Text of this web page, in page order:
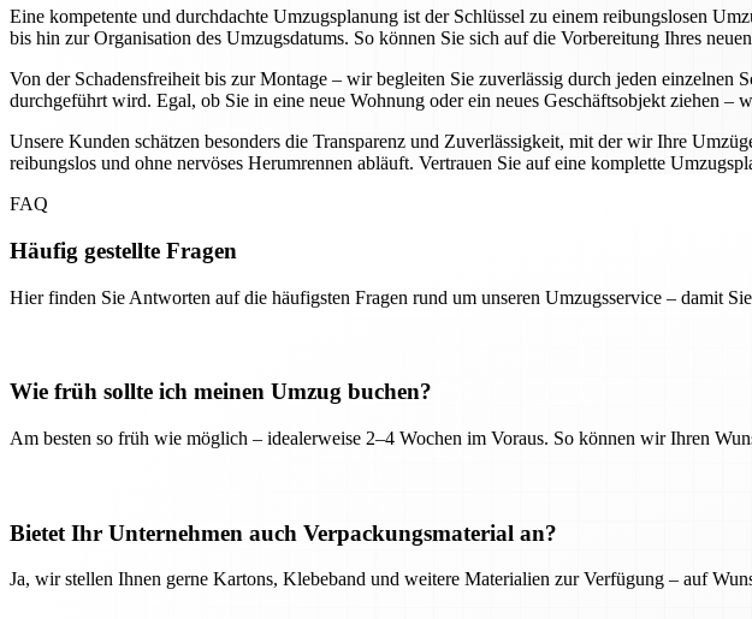
Eine kompetente und durchdachte Umzugsplanung ist der Schlüssel zu einem reibungslosen
bis hin zur Organisation des Umzugsdatums. So können Sie sich auf die Vorbereitung Ihres
Von der Schadensfreiheit bis zur Montage – wir begleiten Sie zuverlässig durch jeden einzelnen
durchgeführt wird. Egal, ob Sie in eine neue Wohnung oder ein neues Geschäftsobjekt ziehen –
Unsere Kunden schätzen besonders die Transparenz und Zuverlässigkeit, mit der wir Ihre
reibungslos und ohne nervöses Herumrennen abläuft. Vertrauen Sie auf eine komplette
FAQ
Häufig gestellte Fragen
Hier finden Sie Antworten auf die häufigsten Fragen rund um unseren Umzugsservice – damit
Wie früh sollte ich meinen Umzug buchen?
Am besten so früh wie möglich – idealerweise 2–4 Wochen im Voraus. So können wir Ihren
Bietet Ihr Unternehmen auch Verpackungsmaterial an?
Ja, wir stellen Ihnen gerne Kartons, Klebeband und weitere Materialien zur Verfügung – auf